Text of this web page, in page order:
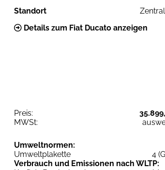
Standort
Details zum Fiat Ducato anzeigen
Preis:
MWSt:
Umweltnormen:
Umweltplakette
4
Verbrauch und Emissionen nach WLTP: